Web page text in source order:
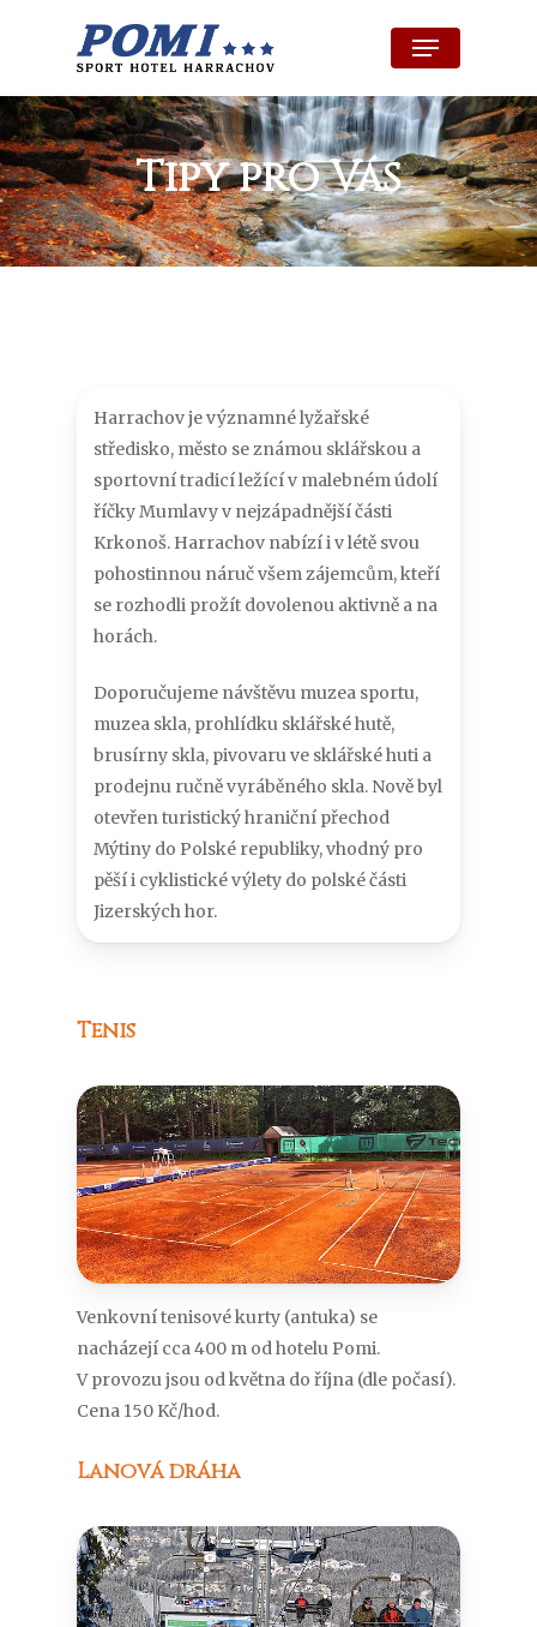
content
Menu
Tipy pro Vás
Harrachov je významné lyžařské
středisko, město se známou sklářskou a
sportovní tradicí ležící v malebném údolí
říčky Mumlavy v nejzápadnější části
Krkonoš. Harrachov nabízí i v létě svou
pohostinnou náruč všem zájemcům, kteří
se rozhodli prožít dovolenou aktivně a na
horách.
Doporučujeme návštěvu muzea sportu,
muzea skla, prohlídku sklářské hutě,
brusírny skla, pivovaru ve sklářské huti a
prodejnu ručně vyráběného skla. Nově byl
otevřen turistický hraniční přechod
Mýtiny do Polské republiky, vhodný pro
pěší i cyklistické výlety do polské části
Jizerských hor.
Tenis
Venkovní tenisové kurty (antuka) se
nacházejí cca 400 m od hotelu Pomi.
V provozu jsou od května do října (dle počasí).
Cena 150 Kč/hod.
Lanová dráha
Menu